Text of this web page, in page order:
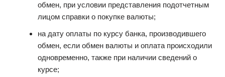
обмен, при условии представления подотчетным
лицом справки о покупке валюты;
на дату оплаты по курсу банка, производившего
обмен, если обмен валюты и оплата происходили
одновременно, также при наличии сведений о
курсе;